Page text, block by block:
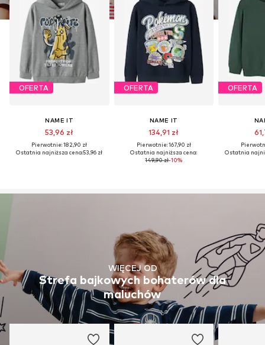
OFERTA
NAME IT
53,96 zł
Pierwotnie: 182,90 zł
Ostatnia najniższa cena:53,96 zł
OFERTA
NAME IT
134,91 zł
Pierwotnie: 167,90 zł
Ostatnia najniższa cena:
149,90 zł-10%
OFERTA
Ostatnia
WIĘCEJ OD
Strefa bajkowych bohaterów dla
maluchów